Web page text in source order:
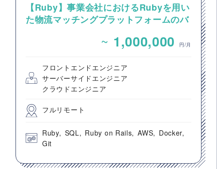
【Ruby】事業会社におけるRubyを用い
た物流マッチングプラットフォームのバ
~ 1,000,000 円/月
フロントエンドエンジニア
サーバーサイドエンジニア
クラウドエンジニア
フルリモート
Ruby SQL Ruby on Rails AWS
Docker
Git